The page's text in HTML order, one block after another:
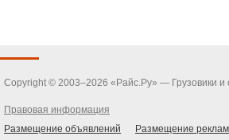
Copyright © 2003–2026 «Райс.Ру» — Грузовики и
Правовая информация
Размещение объявлений
Размещение